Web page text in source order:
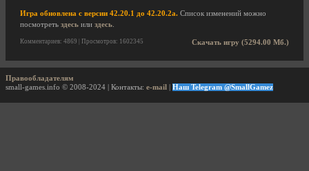
Игра обновлена с версии 42.20.1 до 42.20.2a. Список изменений можно
посмотреть здесь или здесь
Скачать игру (5294.00 Мб.)
Комментариев: 4869 | Просмотров: 1602345
Правообладателям
small-games.info © 2008-2024 | Контакты: e-mail Наш Telegram @SmallGamez